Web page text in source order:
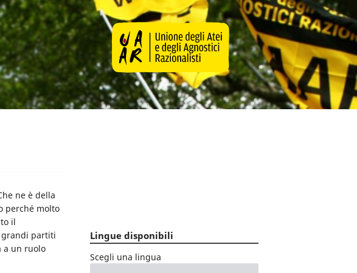
ne è della
perché molto
il
grandi partiti
a un ruolo
Lingue disponibili
Scegli una lingua